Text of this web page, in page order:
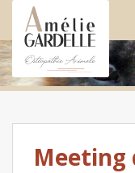
Meeting